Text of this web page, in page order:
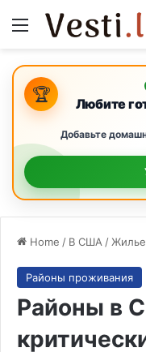
Menu
🏆 Любите
Добавьте
Home / В США / Жилье
Районы проживания
Районы в